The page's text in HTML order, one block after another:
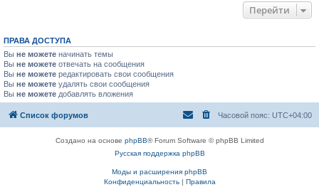
Перейти
ПРАВА ДОСТУПА
Вы не можете начинать темы
Вы не можете отвечать на сообщения
Вы не можете редактировать свои сообщения
Вы не можете удалять свои сообщения
Вы не можете добавлять вложения
Список форумов Часовой пояс: UTC+04:00
Создано на основе phpBB® Forum Software © phpBB Limited
Русская поддержка phpBB
Моды и расширения phpBB
Конфиденциальность| Правила